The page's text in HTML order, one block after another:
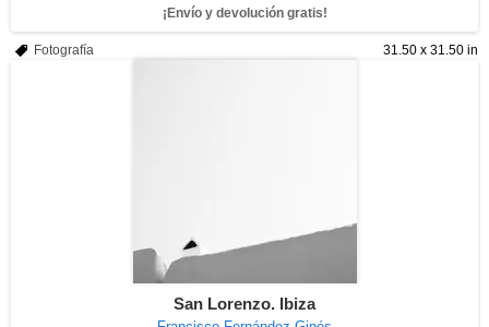
¡Envío y devolución gratis!
31.50 x 31.50 in
Fotografía
San Lorenzo. Ibiza